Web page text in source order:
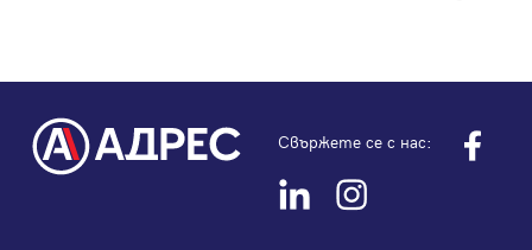
Свържете се с нас: